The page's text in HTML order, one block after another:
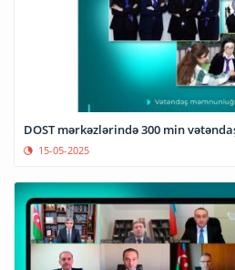
DOST mərkəzlərində 300 min
15-05-2025